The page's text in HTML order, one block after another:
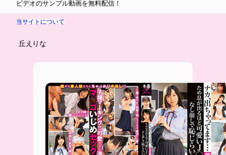
ビデオのサンプル動画を無料配信！
当サイトについて
丘えりな